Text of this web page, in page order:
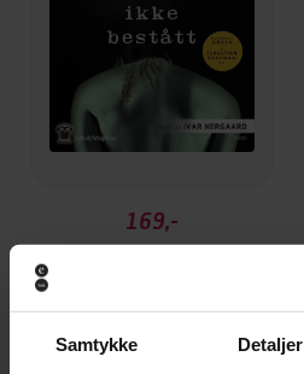
Samtykke Detaljer
169,-
Ikke bestått
LYDBOK